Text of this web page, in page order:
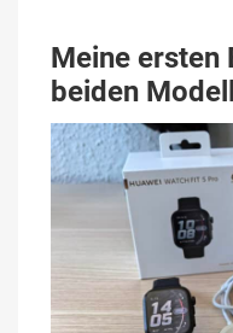
Meine ersten
beiden